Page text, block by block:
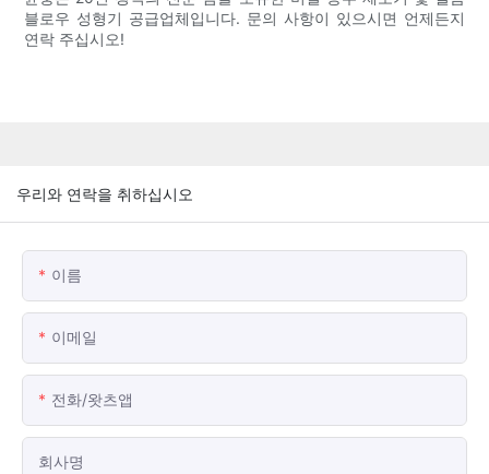
블로우 성형기 공급업체입니다. 문의 사항이 있으시면 언제든지
연락 주십시오!
우리와 연락을 취하십시오
이름
이메일
전화/왓츠앱
회사명